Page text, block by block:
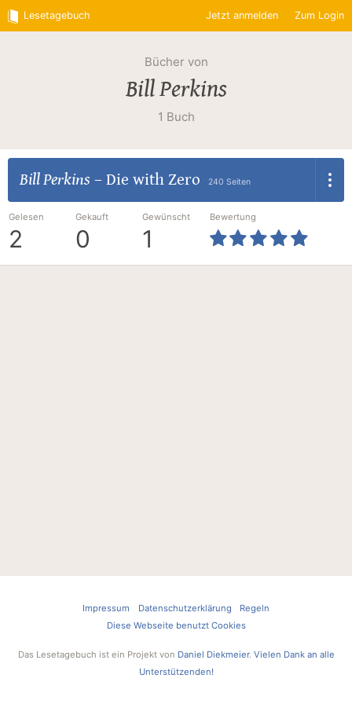
Lesetagebuch Jetzt anmelden Zum Login
Bücher von
Bill Perkins
1 Buch
Bill Perkins – Die with Zero 240 Seiten
Gelesen
2
Gekauft
0
Gewünscht
1
Bewertung
Impressum Datenschutzerklärung
Regeln
Diese Webseite benutzt Cookies
Das Lesetagebuch ist ein Projekt von Daniel Diekmeier. Vielen Dank an alle
Unterstützenden!